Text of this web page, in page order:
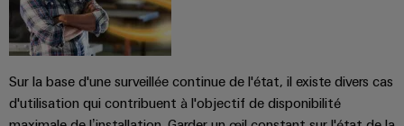
d'armoire
Fabricants
d'équipements
Solutions
de
logiciels
d'automatisation
industrielle
relais
et
relais
statiques
Catalogues
produits
Réparations
Événements
et
salons
Machinery
Infrastructure
du
bâtiment
Sur la base d'une surveillée continue de l'état, il existe divers cas
d'utilisation qui contribuent à l'objectif de disponibilité